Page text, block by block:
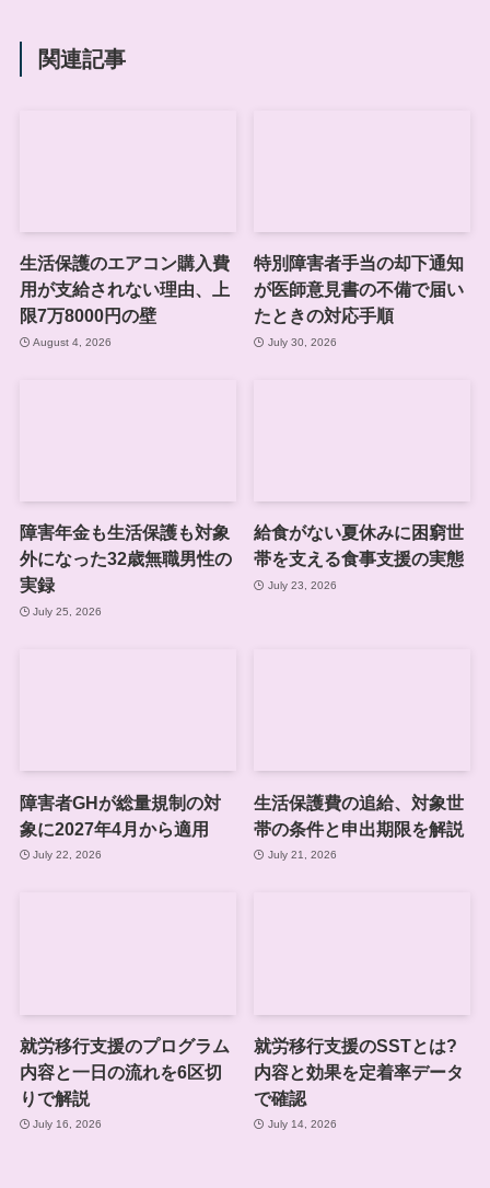
関連記事
生活保護のエアコン購入費
用が支給されない理由、上
限7万8000円の壁
August 4, 2026
特別障害者手当の却下通知
が医師意見書の不備で届い
たときの対応手順
July 30, 2026
障害年金も生活保護も対象
外になった32歳無職男性の
実録
July 25, 2026
給食がない夏休みに困窮世
帯を支える食事支援の実態
July 23, 2026
障害者GHが総量規制の対
象に2027年4月から適用
July 22, 2026
生活保護費の追給、対象世
帯の条件と申出期限を解説
July 21, 2026
就労移行支援のプログラム
内容と一日の流れを6区切
りで解説
July 16, 2026
就労移行支援のSSTとは?
内容と効果を定着率データ
で確認
July 14, 2026